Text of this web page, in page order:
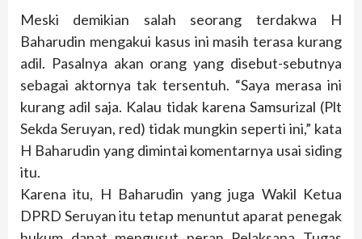
Meski demikian salah seorang terdakwa H
Baharudin mengakui kasus ini masih terasa kurang
adil. Pasalnya akan orang yang disebut-sebutnya
sebagai aktornya tak tersentuh. “Saya merasa ini
kurang adil saja. Kalau tidak karena Samsurizal (Plt
Sekda Seruyan, red) tidak mungkin seperti ini,” kata
H Baharudin yang dimintai komentarnya usai siding
itu.
Karena itu, H Baharudin yang juga Wakil Ketua
DPRD Seruyan itu tetap menuntut aparat penegak